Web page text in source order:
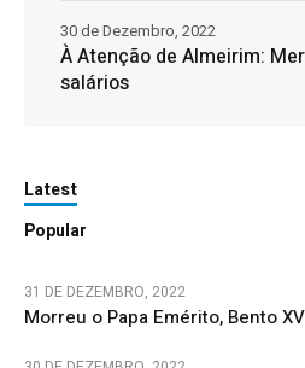
À Atenção de Almeirim:
salários
30 de Dezembro, 2022
Latest
Popular
31 DE DEZEMBRO, 2022
Morreu o Papa Emérito, Bento